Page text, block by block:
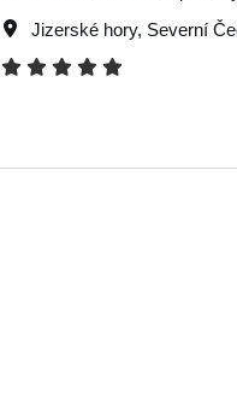
Jizerské hory, Severní